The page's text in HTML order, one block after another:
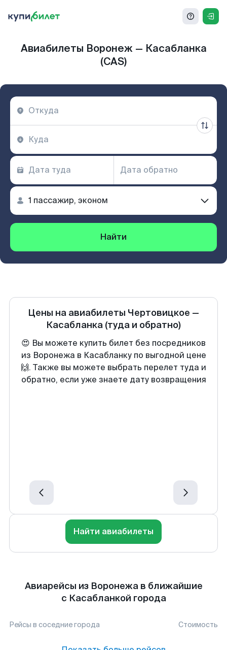
Авиабилеты Воронеж — Касабланка
(CAS)
Найти
Цены на авиабилеты Чертовицкое —
Касабланка (туда и обратно)
😍 Вы можете купить билет без посредников
из Воронежа в Касабланку по выгодной цене
🙌. Также вы можете выбрать перелет туда и
обратно, если уже знаете дату возвращения
Найти авиабилеты
Авиарейсы из Воронежа в ближайшие
с Касабланкой города
Рейсы в соседние города Стоимость